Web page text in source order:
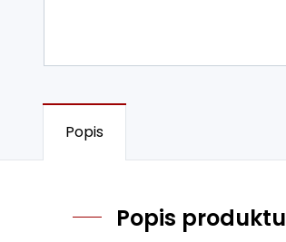
Popis
Popis produktu